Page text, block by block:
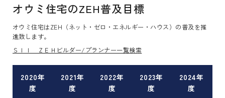
オウミ住宅のZEH普及目標
オウミ住宅はZEH（ネット・ゼロ・エネルギー・ハウス）の普及を推
進致します。
ＳＩＩ ＺＥＨビルダー/プランナー一覧検索
2020年
度
2021年
度
2022年
度
2023年
度
2024年
度